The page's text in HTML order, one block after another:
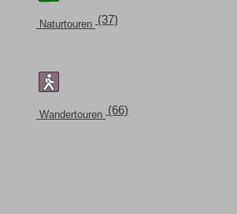
Naturtouren (37)
Wandertouren (66)